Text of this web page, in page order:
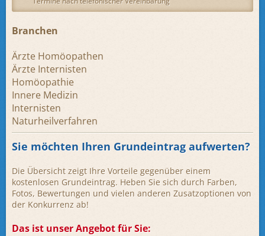
Branchen
Ärzte Homöopathen
Ärzte Internisten
Homöopathie
Innere Medizin
Internisten
Naturheilverfahren
Sie möchten Ihren Grundeintrag aufwerten?
Die Übersicht zeigt Ihre Vorteile gegenüber einem
kostenlosen Grundeintrag. Heben Sie sich durch Farben,
Fotos, Bewertungen und vielen anderen Zusatzoptionen von
der Konkurrenz ab!
Das ist unser Angebot für Sie: